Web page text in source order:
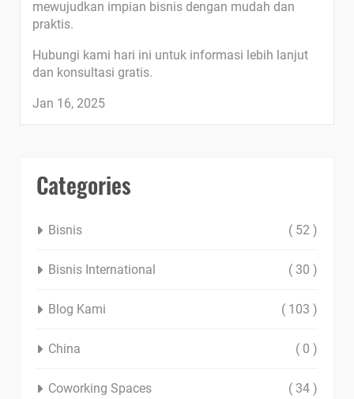
mewujudkan impian bisnis dengan mudah dan
praktis.
Hubungi kami hari ini untuk informasi lebih lanjut
dan konsultasi gratis.
Jan 16, 2025
Categories
Bisnis ( 52 )
Bisnis International ( 30 )
Blog Kami ( 103 )
China ( 0 )
Coworking Spaces ( 34 )